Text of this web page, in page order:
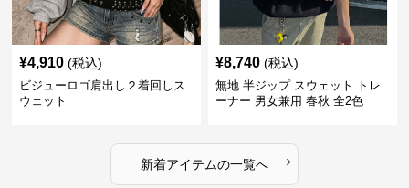
¥4,910 (税込)
ビジューロゴ肩出し２着回しス
ウェット
¥8,740 (税込)
無地 半ジップ スウェット トレ
ーナー 男女兼用 春秋 全2色
新着アイテムの一覧へ ›